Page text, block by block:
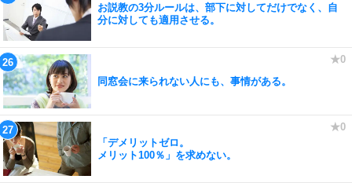
お説教の3分ルールは、部下に対してだけでなく、自
分に対しても適用させる。
同窓会に来られない人にも、事情がある。
「デメリットゼロ。
メリット100％」を求めない。